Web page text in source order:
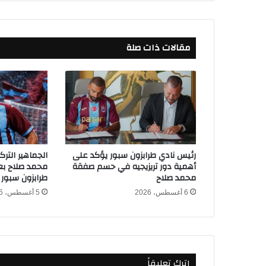
ل
ل
ا
ي
و
م
ا
ل
ث
مقالات ذات صلة
رئيس نادي طرابزون سبور يؤكد على
أهمية دور تريزيجيه في حسم صفقة
محمد صلاح
6 أغسطس، 2026
الجماهير
محمد صلاح
طرابزون سبور
5 أغسطس، 2026